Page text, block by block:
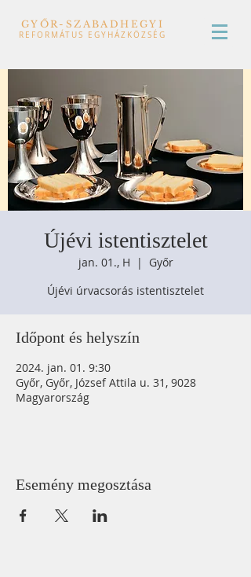
GYŐR-SZABADHEGYI
REFORMÁTUS EGYHÁZKÖZSÉG
Újévi istentisztelet
jan. 01., H
  |
Győr
Újévi úrvacsorás istentisztelet
Időpont és helyszín
2024. jan. 01. 9:30
Győr, Győr, József Attila u. 31, 9028
Magyarország
Esemény megosztása